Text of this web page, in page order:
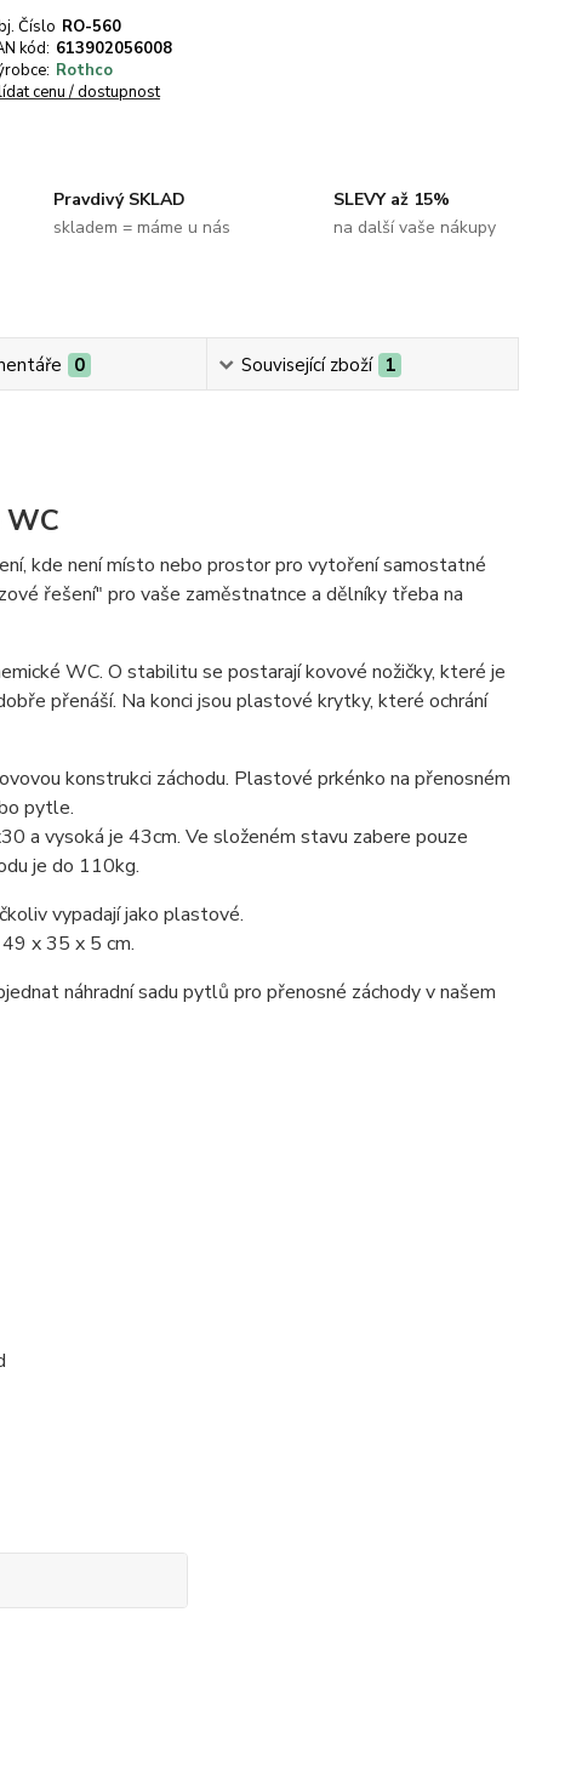
Číslo RO-560
kód: 613902056008
Rothco
cenu / dostupnost
Pravdivý SKLAD
skladem = máme u nás
SLEVY až 15%
na další vaše nákupy
0 Související zboží 1
kde není místo nebo prostor pro vytoření samostatné
řešení" pro vaše zaměstnatnce a dělníky třeba na
WC. O stabilitu se postarají kovové nožičky, které je
přenáší. Na konci jsou plastové krytky, které ochrání
konstrukci záchodu. Plastové prkénko na přenosném
pytle.
a vysoká je 43cm. Ve složeném stavu zabere pouze
je do 110kg.
vypadají jako plastové.
x 35 x 5 cm.
náhradní sadu pytlů pro přenosné záchody v našem